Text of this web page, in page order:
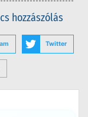
hozzászólás
Twitter